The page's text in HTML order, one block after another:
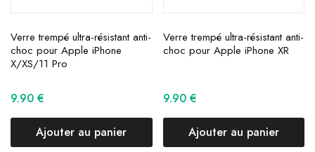
Verre trempé ultra-résistant anti-
choc pour Apple iPhone
X/XS/11 Pro
9.90 €
Ajouter au panier
Verre trempé ultra-résistant anti-
choc pour Apple iPhone XR
9.90 €
Ajouter au panier